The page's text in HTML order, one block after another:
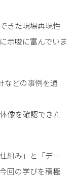
きた現場再現性
示唆に富んでいま
などの事例を通
像を確認できた
組み」と「デー
回の学びを積極